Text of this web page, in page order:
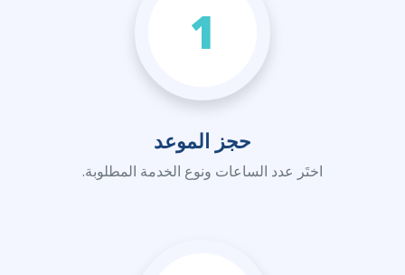
1
حجز الموعد
اختَر عدد الساعات ونوع الخدمة المطلوبة.